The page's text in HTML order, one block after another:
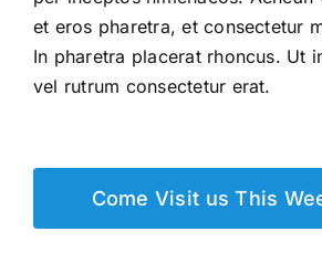
et eros pharetra, et consectetur
In pharetra placerat rhoncus. Ut
vel rutrum consectetur erat.
Come Visit us This